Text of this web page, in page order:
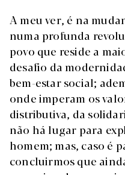
A meu ver, é na
numa profunda
povo que reside a
desafio da
bem-estar social;
onde imperam os
distributiva, da
não há lugar para
homem; mas, caso é
concluirmos que